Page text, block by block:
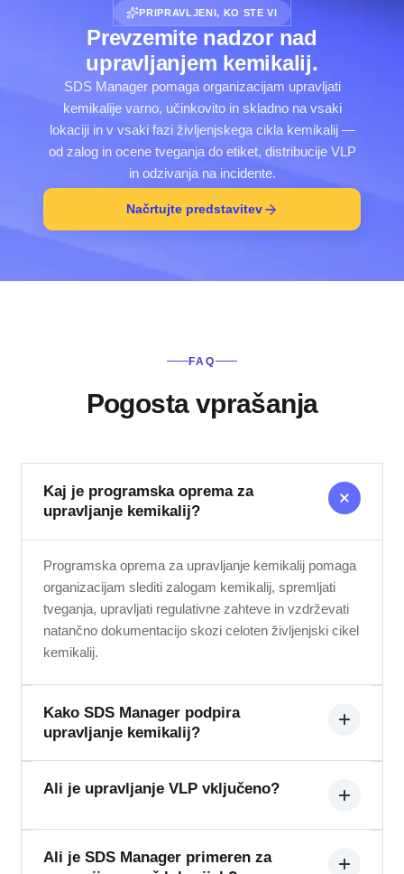
PRIPRAVLJENI, KO STE VI
Prevzemite nadzor nad
upravljanjem kemikalij.
SDS Manager pomaga organizacijam upravljati
kemikalije varno, učinkovito in skladno na vsaki
lokaciji in v vsaki fazi življenjskega cikla kemikalij —
od zalog in ocene tveganja do etiket, distribucije VLP
in odzivanja na incidente.
Načrtujte predstavitev
FAQ
Pogosta vprašanja
Kaj je programska oprema za
upravljanje kemikalij?
Programska oprema za upravljanje kemikalij pomaga
organizacijam slediti zalogam kemikalij, spremljati
tveganja, upravljati regulativne zahteve in vzdrževati
natančno dokumentacijo skozi celoten življenjski cikel
kemikalij.
Kako SDS Manager podpira
upravljanje kemikalij?
SDS Manager centralizira inventar kemikalij, ocene
skladnostne delovne tokove na eni integrirani
platformi.
Ali je upravljanje VLP vključeno?
Da. Upravljanje VLP je vključeno in zagotavlja, da so
Ali je SDS Manager primeren za